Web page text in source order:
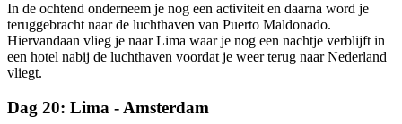
In de ochtend onderneem je nog een activiteit en daarna word je
teruggebracht naar de luchthaven van Puerto Maldonado.
Hiervandaan vlieg je naar Lima waar je nog een nachtje verblijft in
een hotel nabij de luchthaven voordat je weer terug naar Nederland
vliegt.
Dag 20: Lima - Amsterdam